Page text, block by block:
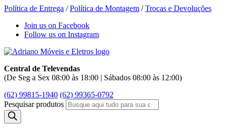
Política de Entrega /Política de Montagem /Trocas e Devoluções
Join us on Facebook
Follow us on Instagram
Central de Televendas
(De Seg a Sex 08:00 às 18:00 | Sábados 08:00 às 12:00)
(62) 99815-1940 (62) 99365-0792
Pesquisar produtos